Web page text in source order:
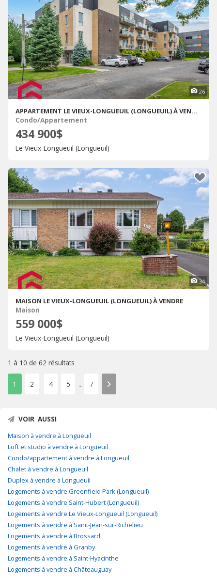
26
APPARTEMENT LE VIEUX-LONGUEUIL (LONGUEUIL) À VENDRE
Condo/Appartement
434 900$
Le Vieux-Longueuil (Longueuil)
34
MAISON LE VIEUX-LONGUEUIL (LONGUEUIL) À VENDRE
Maison
559 000$
Le Vieux-Longueuil (Longueuil)
1 à 10 de 62 résultats
1 2 4 5 ... 7
VOIR AUSSI
Maison à vendre à Longueuil
Loft et studio à vendre à Longueuil
Condo/appartement à vendre à Longueuil
Chalet à vendre à Longueuil
Duplex à vendre à Longueuil
Logements à vendre Greenfield Park (Longueuil)
Logements à vendre Saint-Hubert (Longueuil)
Logements à vendre Le Vieux-Longueuil (Longueuil)
Logements à vendre à Saint-Jean-sur-Richelieu
Logements à vendre à Brossard
Logements à vendre à Granby
Logements à vendre à Saint-Hyacinthe
Logements à vendre à Châteauguay